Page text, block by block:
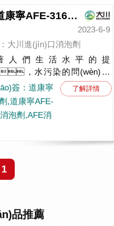
道康寧AFE-3168消泡劑，污水處理行業(yè)的好幫手
2023-6-9
大川進(jìn)口消泡劑
人們生活水平的提
，水污染的問(wèn)題
越嚴(yán)重，不少地區
水資源使用的問(wèn)題也因
到了影響。為了解決水污染
(wèn)題，許多地區(qū)采用水
方式對(duì)污水進(jìn)行
簽：道康寧
,道康寧AFE-
泡劑,AFE消
了解詳情
1
品推薦